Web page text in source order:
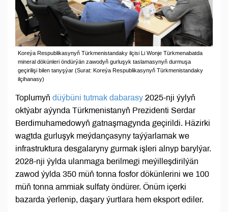
Koreýa Respublikasynyň Türkmenistandaky ilçisi Li Wonje Türkmenabatda
mineral dökünleri öndürýän zawodyň gurluşyk taslamasynyň durmuşa
geçirilişi bilen tanyşýar (Surat: Koreýa Respublikasynyň Türkmenistandaky
ilçihanasy)
Toplumyň düýbüni tutmak dabarasy 2025-nji ýylyň
oktýabr aýynda Türkmenistanyň Prezidenti Serdar
Berdimuhamedowyň gatnaşmagynda geçirildi. Häzirki
wagtda gurluşyk meýdançasyny taýýarlamak we
infrastruktura desgalaryny gurmak işleri alnyp barylýar.
2028-nji ýylda ulanmaga berilmegi meýilleşdirilýän
zawod ýylda 350 müň tonna fosfor dökünlerini we 100
müň tonna ammiak sulfaty öndürer. Önüm içerki
bazarda ýerlenip, daşary ýurtlara hem eksport ediler.